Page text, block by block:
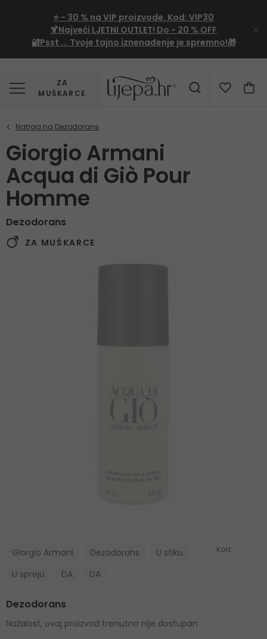
⭐ - 30 % na VIP proizvode. Kod: VIP30
🍹Najveći LJETNI OUTLET! Do - 20 % OFF
🔐Psst ... Tvoje tajno iznenađenje je spremno!🎁
ZA
MUŠKARCE
Giorgio Armani
Acqua di Giò Pour
Homme
Dezodorans
ZA MUŠKARCE
Giorgio Armani Dezodorans
U stiku
U spreju
DA DA
Kod:
Dezodorans
Nažalost, ovaj proizvod trenutno nije dostupan